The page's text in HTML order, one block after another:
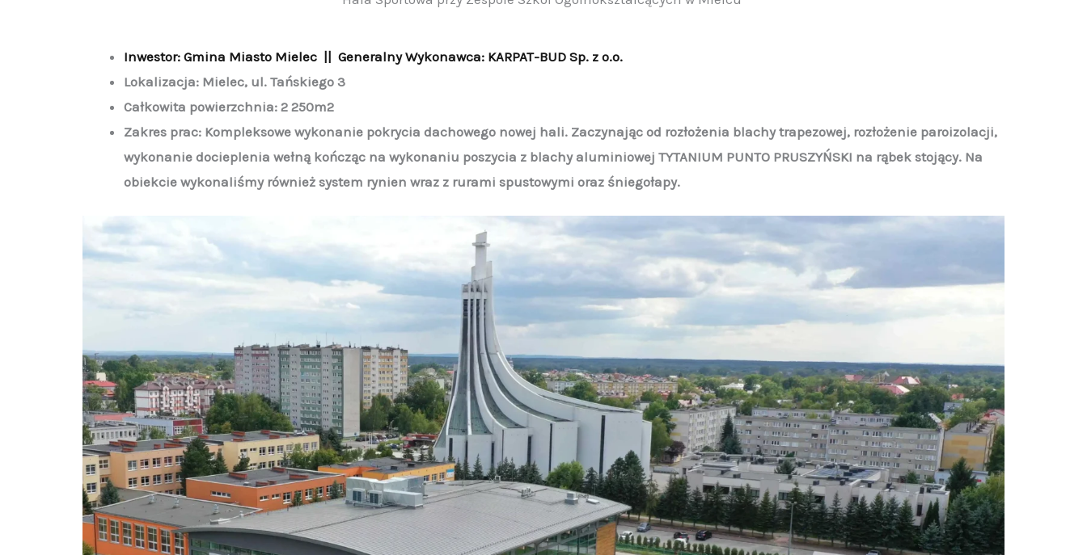
Inwestor: Gmina Miasto Mielec || Generalny Wykonawca: KARPAT-BUD Sp. z o.o.
Lokalizacja: Mielec, ul. Tańskiego 3
Całkowita powierzchnia: 2 250m2
Zakres prac: Kompleksowe wykonanie pokrycia dachowego nowej hali. Zaczynając od rozłożenia blachy trapezowej, rozłożenie paroizolacji,
wykonanie docieplenia wełną kończąc na wykonaniu poszycia z blachy aluminiowej TYTANIUM PUNTO PRUSZYŃSKI na rąbek stojący. Na
obiekcie wykonaliśmy również system rynien wraz z rurami spustowymi oraz śniegołapy.